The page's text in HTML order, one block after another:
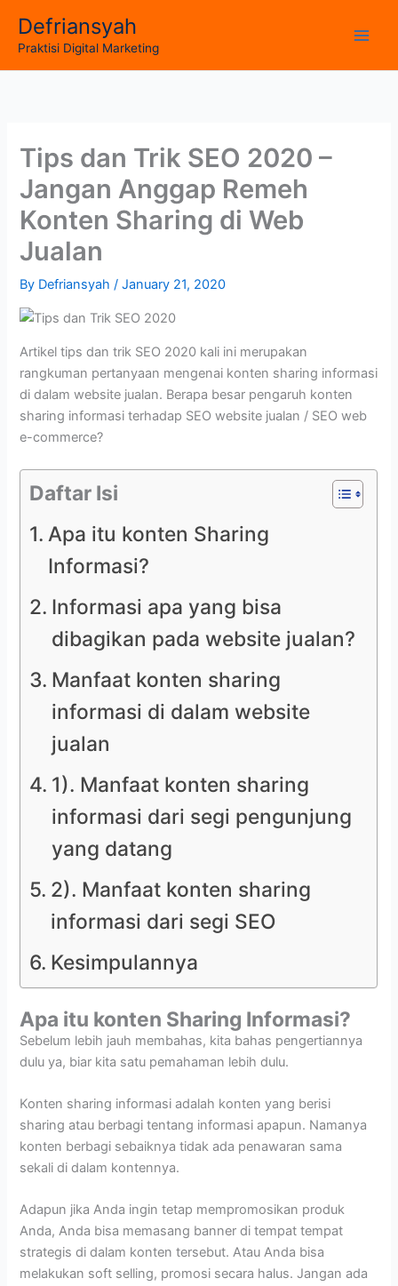
content
Defriansyah
Praktisi Digital Marketing
Tips dan Trik SEO 2020 –
Jangan Anggap Remeh
Konten Sharing di Web
Jualan
By Defriansyah/January 21, 2020
Artikel tips dan trik SEO 2020 kali ini merupakan
rangkuman pertanyaan mengenai konten sharing informasi
di dalam website jualan. Berapa besar pengaruh konten
sharing informasi terhadap SEO website jualan / SEO web
e-commerce?
Daftar Isi
Apa itu konten Sharing
Informasi?
Informasi apa yang bisa
dibagikan pada website jualan?
Manfaat konten sharing
informasi di dalam website
jualan
1). Manfaat konten sharing
informasi dari segi pengunjung
yang datang
2). Manfaat konten sharing
informasi dari segi SEO
Kesimpulannya
Apa itu konten Sharing Informasi?
Sebelum lebih jauh membahas, kita bahas pengertiannya
dulu ya, biar kita satu pemahaman lebih dulu.
Konten sharing informasi adalah konten yang berisi
sharing atau berbagi tentang informasi apapun. Namanya
konten berbagi sebaiknya tidak ada penawaran sama
sekali di dalam kontennya.
Adapun jika Anda ingin tetap mempromosikan produk
Anda, Anda bisa memasang banner di tempat tempat
strategis di dalam konten tersebut. Atau Anda bisa
melakukan soft selling, promosi secara halus. Jangan ada